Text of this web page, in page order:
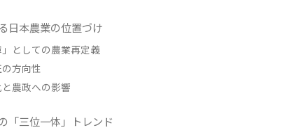
日本農業の位置づけ
としての農業再定義
方向性
農政への影響
「三位一体」トレンド